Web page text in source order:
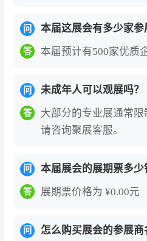
问 本届这展会有多少家参
答 本届预计有500家优质
问 未成年人可以观展吗？
答
大部分的专业展通常
请咨询聚展客服。
问 本届展会的展期票多少
答 展期票价格为 ¥0.00元
问 怎么购买展会的参展商